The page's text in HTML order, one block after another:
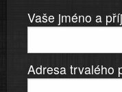
Vaše jméno a
Adresa trvalého